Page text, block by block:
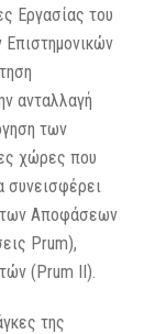
Εργασίας του
ανταλλαγή
των
χώρες που
συνεισφέρει
των Αποφάσεων
Prum),
(Prum II).
της